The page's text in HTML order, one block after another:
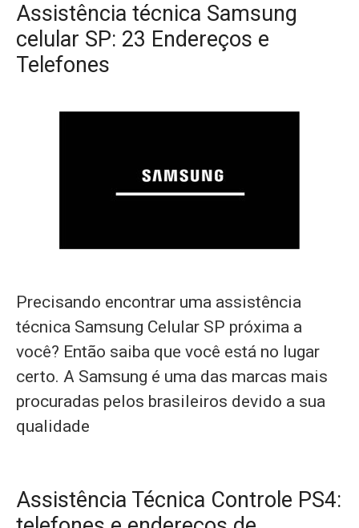
Assistência técnica Samsung
celular SP: 23 Endereços e
Telefones
Precisando encontrar uma assistência
técnica Samsung Celular SP próxima a
você? Então saiba que você está no lugar
certo. A Samsung é uma das marcas mais
procuradas pelos brasileiros devido a sua
qualidade
Assistência Técnica Controle PS4: